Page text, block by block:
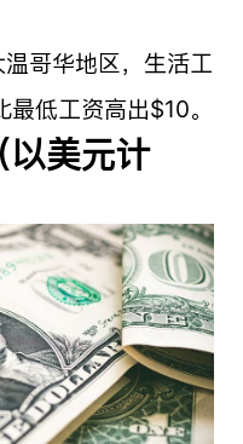
哥华地区，生活工
低工资高出$10。
以美元计